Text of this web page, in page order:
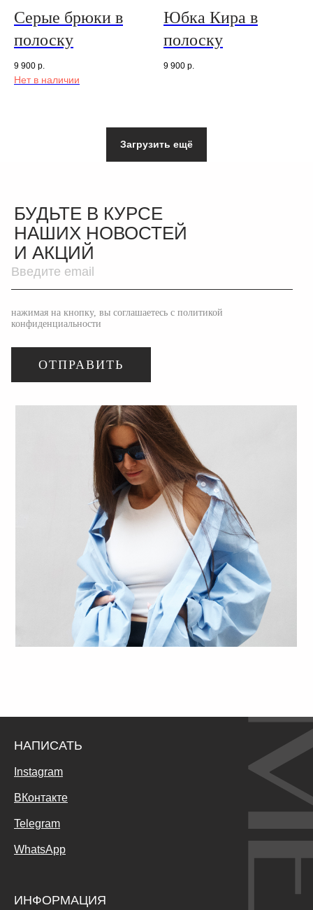
Серые брюки в
полоску
9 900 р.
Нет в наличии
Юбка Кира в
полоску
9 900 р.
Загрузить ещё
БУДЬТЕ В КУРСЕ
НАШИХ НОВОСТЕЙ
И АКЦИЙ
нажимая на кнопку, вы соглашаетесь с политикой
конфиденциальности
ОТПРАВИТЬ
НАПИСАТЬ
Instagram
ВКонтакте
Telegram
WhatsApp
ИНФОРМАЦИЯ